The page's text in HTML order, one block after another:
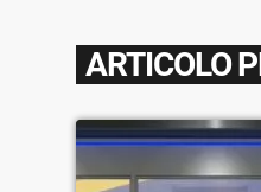
ARTICOLO